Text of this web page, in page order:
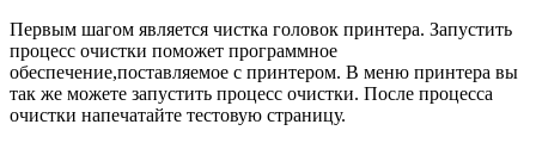
Первым шагом является чистка головок принтера. Запустить
процесс очистки поможет программное
обеспечение,поставляемое с принтером. В меню принтера вы
так же можете запустить процесс очистки. После процесса
очистки напечатайте тестовую страницу.